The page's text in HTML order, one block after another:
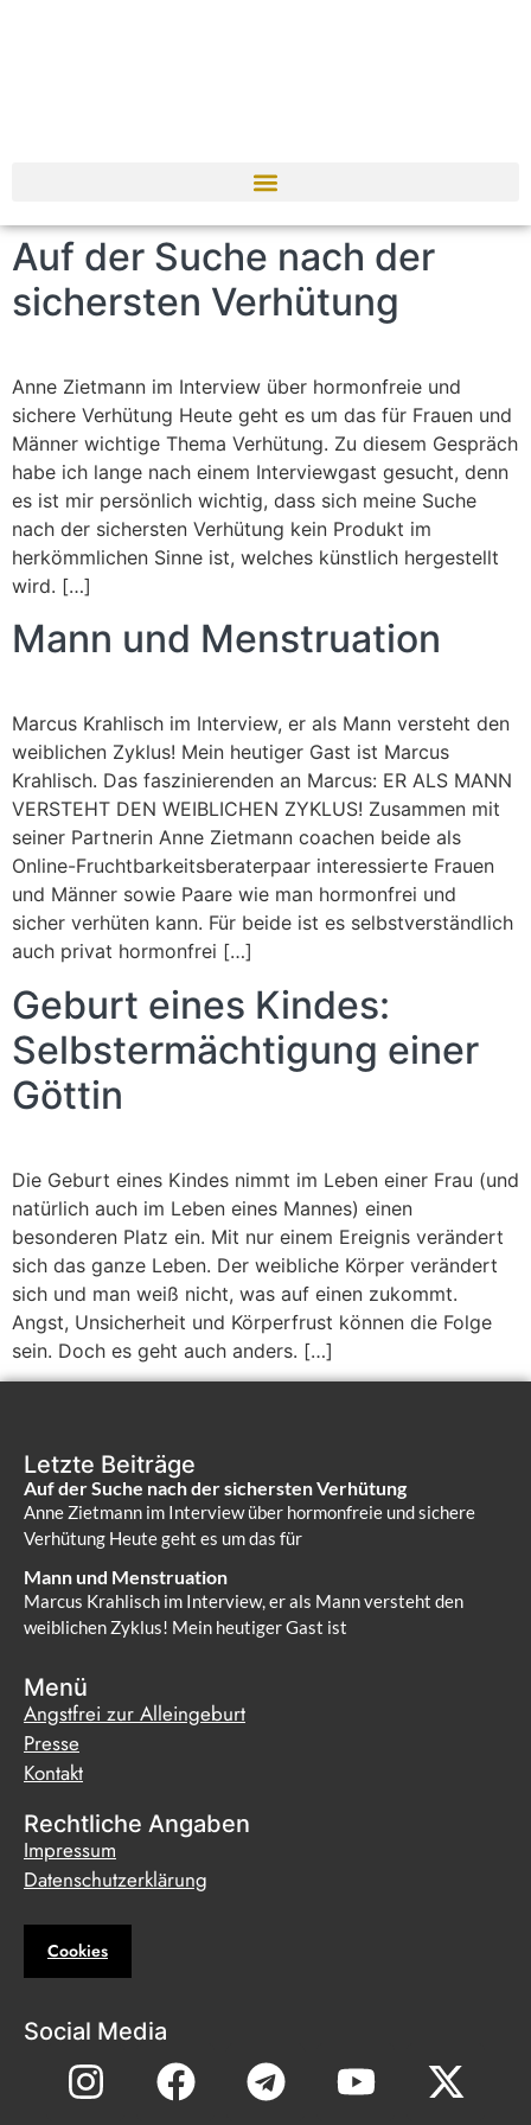
Auf der Suche nach der
sichersten Verhütung
Anne Zietmann im Interview über hormonfreie und
sichere Verhütung Heute geht es um das für Frauen und
Männer wichtige Thema Verhütung. Zu diesem Gespräch
habe ich lange nach einem Interviewgast gesucht, denn
es ist mir persönlich wichtig, dass sich meine Suche
nach der sichersten Verhütung kein Produkt im
herkömmlichen Sinne ist, welches künstlich hergestellt
wird. […]
Mann und Menstruation
Marcus Krahlisch im Interview, er als Mann versteht den
weiblichen Zyklus! Mein heutiger Gast ist Marcus
Krahlisch. Das faszinierenden an Marcus: ER ALS MANN
VERSTEHT DEN WEIBLICHEN ZYKLUS! Zusammen mit
seiner Partnerin Anne Zietmann coachen beide als
Online-Fruchtbarkeitsberaterpaar interessierte Frauen
und Männer sowie Paare wie man hormonfrei und
sicher verhüten kann. Für beide ist es selbstverständlich
auch privat hormonfrei […]
Geburt eines Kindes:
Selbstermächtigung einer
Göttin
Die Geburt eines Kindes nimmt im Leben einer Frau (und
natürlich auch im Leben eines Mannes) einen
besonderen Platz ein. Mit nur einem Ereignis verändert
sich das ganze Leben. Der weibliche Körper verändert
sich und man weiß nicht, was auf einen zukommt.
Angst, Unsicherheit und Körperfrust können die Folge
sein. Doch es geht auch anders. […]
Letzte Beiträge
Auf der Suche nach der sichersten Verhütung
Anne Zietmann im Interview über hormonfreie und sichere
Verhütung Heute geht es um das für
Mann und Menstruation
Marcus Krahlisch im Interview, er als Mann versteht den
weiblichen Zyklus! Mein heutiger Gast ist
Menü
Angstfrei zur Alleingeburt
Presse
Kontakt
Rechtliche Angaben
Impressum
Datenschutzerklärung
Cookies
Social Media